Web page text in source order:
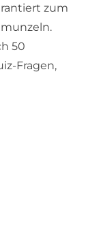
zum
50
Fragen,